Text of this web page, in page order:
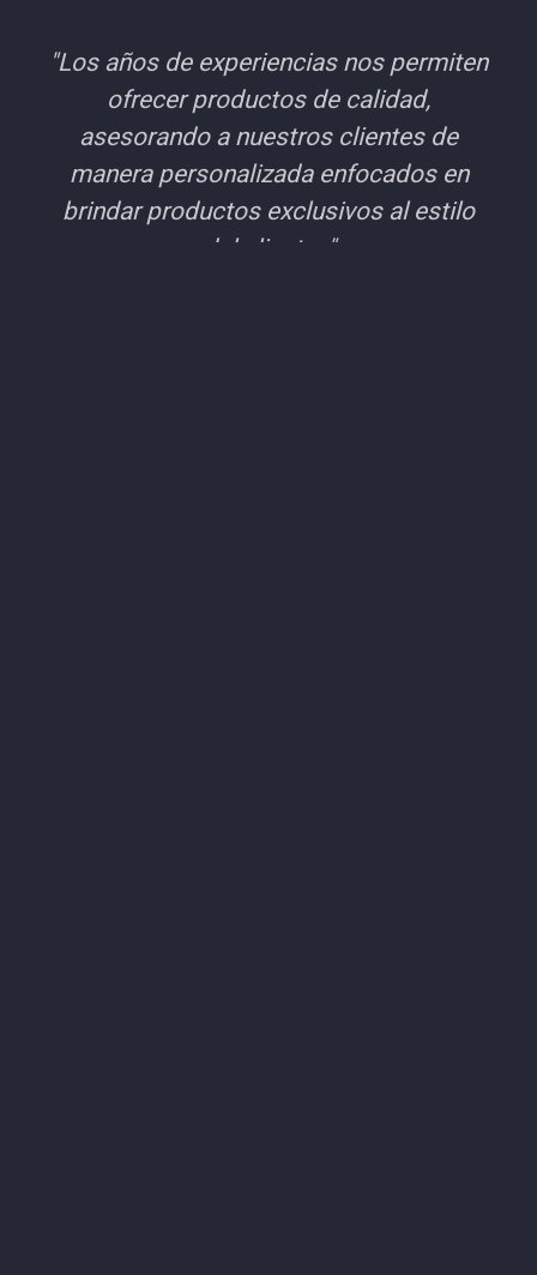
"Los años de experiencias nos permiten
ofrecer productos de calidad,
asesorando a nuestros clientes de
manera personalizada enfocados en
brindar productos exclusivos al estilo
del cliente.."